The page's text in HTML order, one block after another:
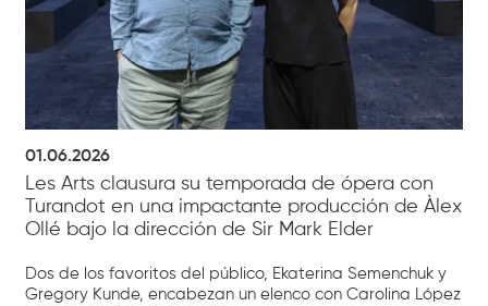
01.06.2026
Les Arts clausura su temporada de ópera con
Turandot en una impactante producción de Àlex
Ollé bajo la dirección de Sir Mark Elder
Dos de los favoritos del público, Ekaterina Semenchuk y
Gregory Kunde, encabezan un elenco con Carolina López